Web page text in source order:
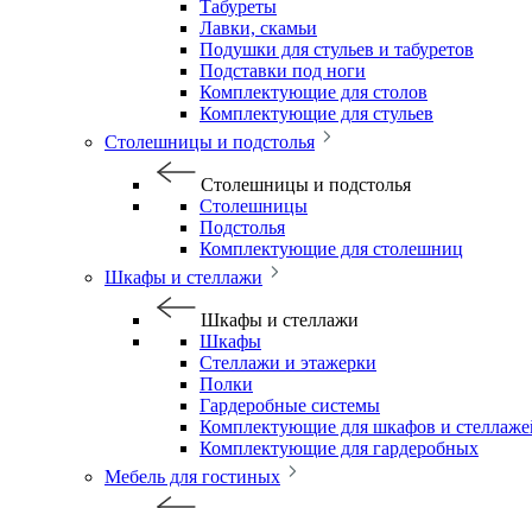
Табуреты
Лавки, скамьи
Подушки для стульев и табуретов
Подставки под ноги
Комплектующие для столов
Комплектующие для стульев
Столешницы и подстолья
Столешницы и подстолья
Столешницы
Подстолья
Комплектующие для столешниц
Шкафы и стеллажи
Шкафы и стеллажи
Шкафы
Стеллажи и этажерки
Полки
Гардеробные системы
Комплектующие для шкафов и
Комплектующие для гардеробных
Мебель для гостиных